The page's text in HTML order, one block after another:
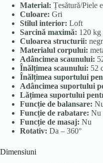
Material: Țesătură/Piele
Culoare: Gri
Stilul interior: Loft
Sarcină maximă: 120 kg
Culoarea structurii:
Materialul corpului:
Adâncimea scaunului:
Înălțimea scaunului: 52
Înălțimea suportului
Adâncimea suportului
Lățimea suportului
Funcție de balansare:
Funcție de rabatare: Nu
Funcție de masaj: Nu
Rotativ: Da – 360°
Dimensiuni